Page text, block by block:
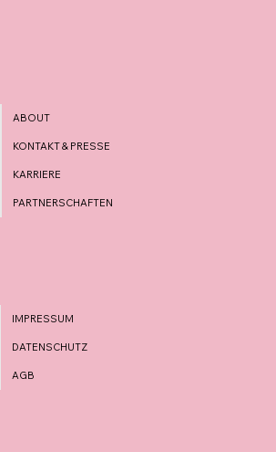
ABOUT
KONTAKT & PRESSE
KARRIERE
PARTNERSCHAFTEN
IMPRESSUM
DATENSCHUTZ
AGB